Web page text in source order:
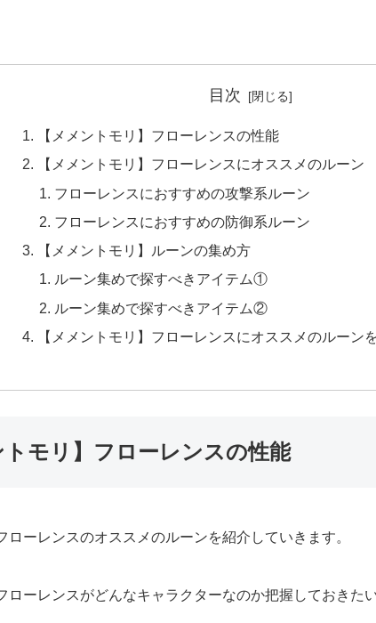
目次
【メメントモリ】フローレンスの性能
【メメントモリ】フローレンスにオススメのルーン
フローレンスにおすすめの攻撃系ルーン
フローレンスにおすすめの防御系ルーン
【メメントモリ】ルーンの集め方
ルーン集めで探すべきアイテム①
ルーン集めで探すべきアイテム②
【メメントモリ】フローレンスにオススメのルーン
トモリ】フローレンスの性能
ローレンスのオススメのルーンを紹介していきます。
ローレンスがどんなキャラクターなのか把握しておきた